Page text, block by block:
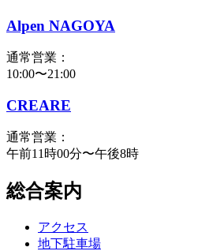
Alpen NAGOYA
通常営業：
10:00〜21:00
CREARE
通常営業：
午前11時00分〜午後8時
総合案内
アクセス
地下駐車場